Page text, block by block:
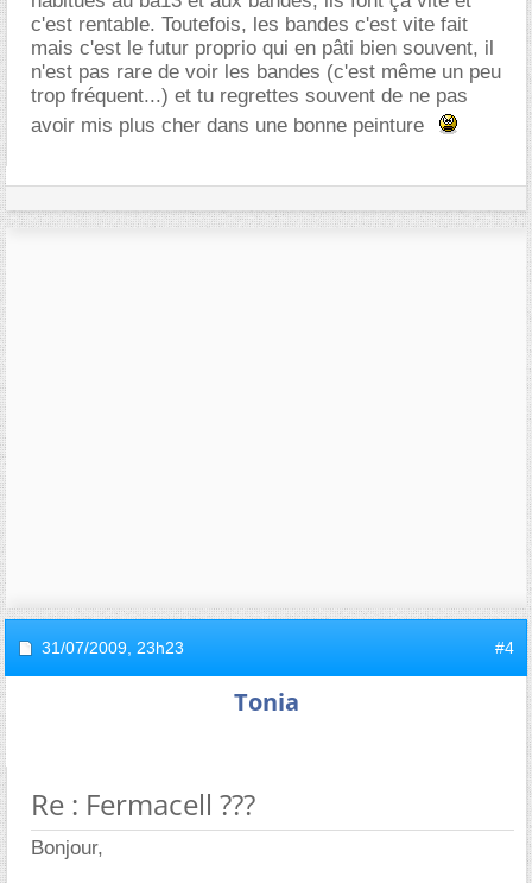
c'est rentable. Toutefois, les bandes c'est vite fait
mais c'est le futur proprio qui en pâti bien souvent, il
n'est pas rare de voir les bandes (c'est même un peu
trop fréquent...) et tu regrettes souvent de ne pas
avoir mis plus cher dans une bonne peinture
31/07/2009, 23h23 #4
Tonia
Re : Fermacell ???
Bonjour,